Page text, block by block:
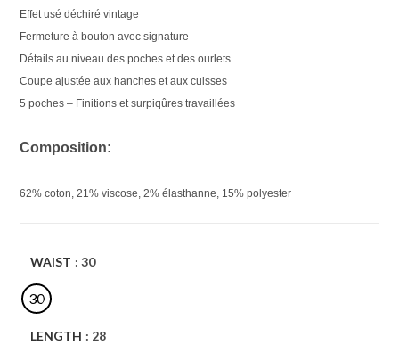
Effet usé déchiré vintage
Fermeture à bouton avec signature
Détails au niveau des poches et des ourlets
Coupe ajustée aux hanches et aux cuisses
5 poches – Finitions et surpiqûres travaillées
Composition:
62% coton, 21% viscose, 2% élasthanne, 15% polyester
WAIST : 30
30
LENGTH : 28